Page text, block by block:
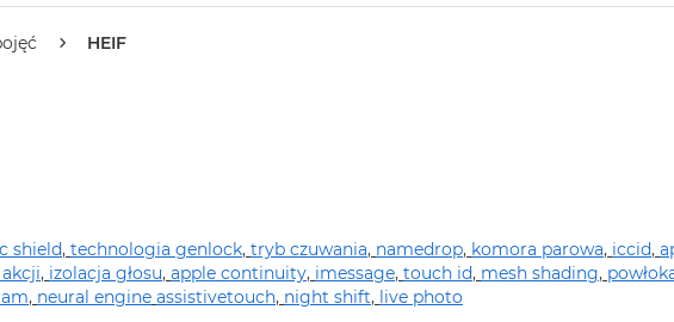
HEIF
shield, technologia genlock, tryb czuwania, namedrop, komora parowa, iccid,
, izolacja głosu, apple continuity, imessage, touch id, mesh shading,
, neural engine assistivetouch, night shift, live photo